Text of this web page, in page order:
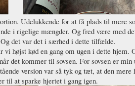
Udelukkende for at få plads til mere
i rigelige mængder. Og fred være med
det var det i særhed i dette tilfælde.
højst kød en gang om ugen i dette hjem.
det kommer til sovsen. For sovsen er
version var så tyk og tæt, at den mere
til at sparke hjertet i gang igen.